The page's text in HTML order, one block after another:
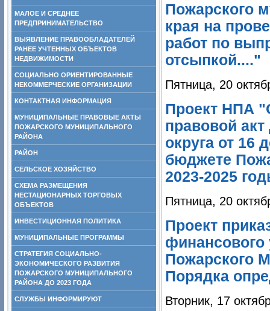
МАЛОЕ И СРЕДНЕЕ
ПРЕДПРИНИМАТЕЛЬСТВО
ВЫЯВЛЕНИЕ ПРАВООБЛАДАТЕЛЕЙ
РАНЕЕ УЧТЕННЫХ ОБЪЕКТОВ
НЕДВИЖИМОСТИ
СОЦИАЛЬНО ОРИЕНТИРОВАННЫЕ
НЕКОММЕРЧЕСКИЕ ОРГАНИЗАЦИИ
КОНТАКТНАЯ ИНФОРМАЦИЯ
МУНИЦИПАЛЬНЫЕ ПРАВОВЫЕ АКТЫ
ПОЖАРСКОГО МУНИЦИПАЛЬНОГО
РАЙОНА
РАЙОН
СЕЛЬСКОЕ ХОЗЯЙСТВО
СХЕМА РАЗМЕЩЕНИЯ
НЕСТАЦИОНАРНЫХ ТОРГОВЫХ
ОБЪЕКТОВ
ИНВЕСТИЦИОННАЯ ПОЛИТИКА
МУНИЦИПАЛЬНЫЕ ПРОГРАММЫ
СТРАТЕГИЯ СОЦИАЛЬНО-
ЭКОНОМИЧЕСКОГО РАЗВИТИЯ
ПОЖАРСКОГО МУНИЦИПАЛЬНОГО
РАЙОНА ДО 2023 ГОДА
СЛУЖБЫ ИНФОРМИРУЮТ
Пожарского
края на
работ по
отсыпкой...."
Пятница, 20
Проект НПА
правовой
округа от 16
бюджете
2023-2025
Пятница, 20
Проект
финансового
Пожарского
Порядка
Вторник, 17